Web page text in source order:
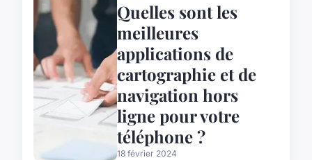
Quelles sont les
meilleures
applications de
cartographie et de
navigation hors
ligne pour votre
téléphone ?
18 février 2024